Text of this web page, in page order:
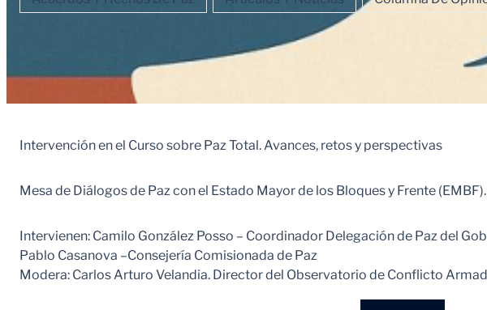
Intervención en el Curso sobre Paz Total. Avances, retos y perspectivas
Mesa de Diálogos de Paz con el Estado Mayor de los Bloques y Frente (EMBF).
Intervienen: Camilo González Posso – Coordinador Delegación de Paz del
Pablo Casanova –Consejería Comisionada de Paz
Modera: Carlos Arturo Velandia. Director del Observatorio de Conflicto